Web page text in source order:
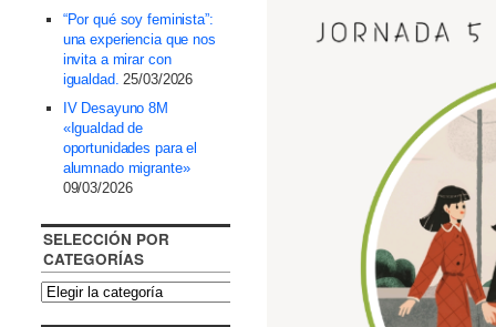
“Por qué soy feminista”:
una experiencia que nos
invita a mirar con
igualdad. 25/03/2026
IV Desayuno 8M
«Igualdad de
oportunidades para el
alumnado migrante»
09/03/2026
SELECCIÓN POR
CATEGORÍAS